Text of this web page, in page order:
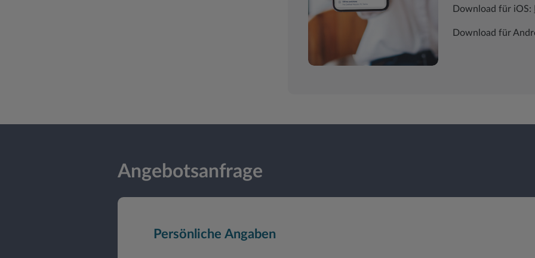
Download für iOS:
Download für
Angebotsanfrage
Persönliche Angaben